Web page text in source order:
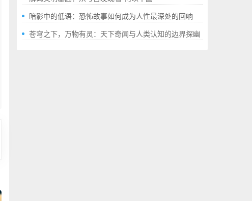
暗影中的低语：恐怖故事如何成为人性最深处的回响
苍穹之下，万物有灵：天下奇闻与人类认知的边界探幽